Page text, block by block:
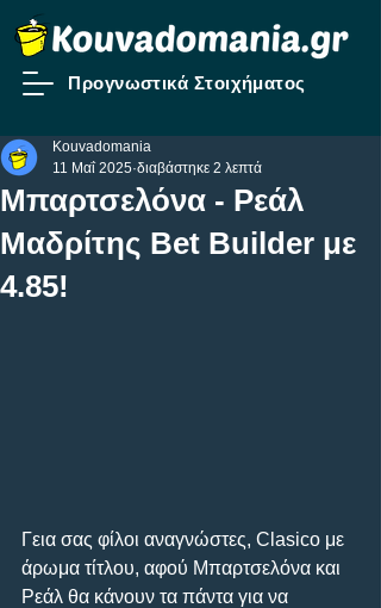
Προγνωστικά Στοιχήματος
Μπαρτσελόνα - Ρεάλ
Μαδρίτης Bet Builder με
4.85!
Kouvadomania
11 Μαΐ 2025 διαβάστηκε 2 λεπτά
Γεια σας φίλοι αναγνώστες, Clasico με
άρωμα τίτλου, αφού Μπαρτσελόνα και
Ρεάλ θα κάνουν τα πάντα για να